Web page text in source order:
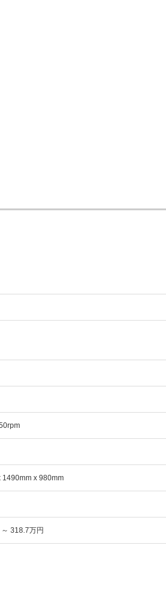
1490mm x 980mm
318.7万円